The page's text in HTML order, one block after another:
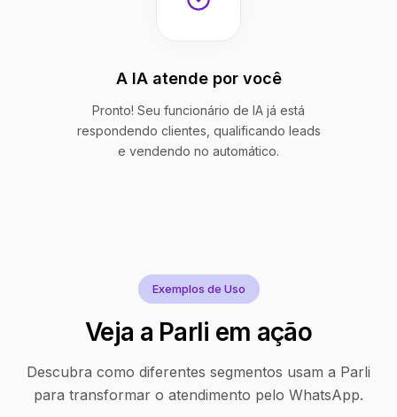
A IA atende por você
Pronto! Seu funcionário de IA já está
respondendo clientes, qualificando leads
e vendendo no automático.
Exemplos de Uso
Veja a Parli em ação
Descubra como diferentes segmentos usam a Parli
para transformar o atendimento pelo WhatsApp.